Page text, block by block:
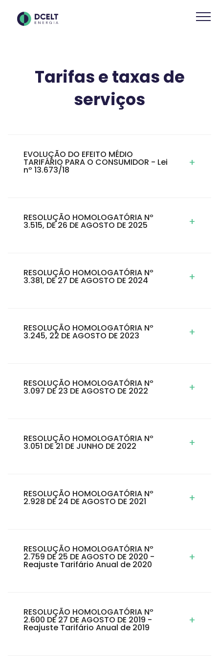
Tarifas e taxas de
serviços
EVOLUÇÃO DO EFEITO MÉDIO
TARIFÁRIO PARA O CONSUMIDOR - Lei
nº 13.673/18
+
RESOLUÇÃO HOMOLOGATÓRIA Nº
3.515, DE 26 DE AGOSTO DE 2025 +
RESOLUÇÃO HOMOLOGATÓRIA Nº
3.381, DE 27 DE AGOSTO DE 2024 +
RESOLUÇÃO HOMOLOGATÓRIA Nº
3.245, 22 DE AGOSTO DE 2023 +
RESOLUÇÃO HOMOLOGATÓRIA Nº
3.097 DE 23 DE AGOSTO DE 2022 +
RESOLUÇÃO HOMOLOGATÓRIA Nº
3.051 DE 21 DE JUNHO DE 2022 +
RESOLUÇÃO HOMOLOGATÓRIA Nº
2.928 DE 24 DE AGOSTO DE 2021 +
RESOLUÇÃO HOMOLOGATÓRIA Nº
2.759 DE 25 DE AGOSTO DE 2020 -
Reajuste Tarifário Anual de 2020
+
RESOLUÇÃO HOMOLOGATÓRIA Nº
2.600 DE 27 DE AGOSTO DE 2019 -
Reajuste Tarifário Anual de 2019
+